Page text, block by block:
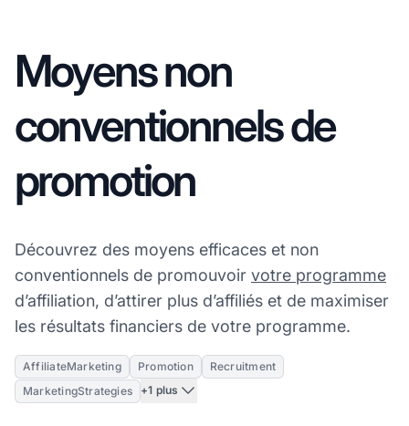
Moyens non
conventionnels de
promotion
Découvrez des moyens efficaces et non
conventionnels de promouvoir votre programme
d’affiliation, d’attirer plus d’affiliés et de maximiser
les résultats financiers de votre programme.
AffiliateMarketing Promotion
Recruitment
MarketingStrategies
+1 plus